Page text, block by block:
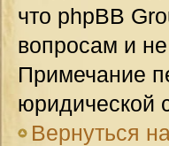
что phpBB
вопросам и
Примечание
юридической
Вернуться